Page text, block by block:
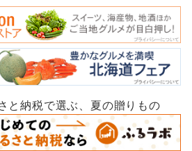
と納税で選ぶ、夏の贈りもの